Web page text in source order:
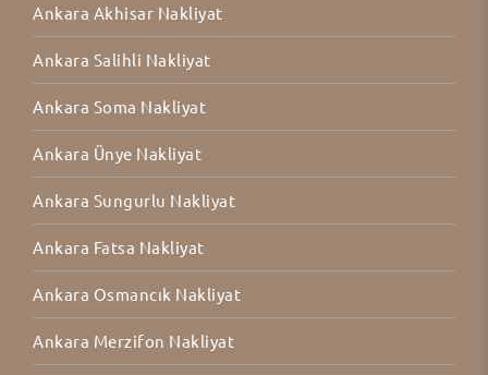
Ankara Akhisar Nakliyat
Ankara Salihli Nakliyat
Ankara Soma Nakliyat
Ankara Ünye Nakliyat
Ankara Sungurlu Nakliyat
Ankara Fatsa Nakliyat
Ankara Osmancık Nakliyat
Ankara Merzifon Nakliyat